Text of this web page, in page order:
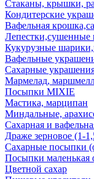
Стаканы, крышки,
Кондитерские
Вафельная
Лепестки,сушенные
Кукурузные
Вафельные
Сахарные
Мармелад,
Посыпки MIXIE
Мастика, марципан
Миндальные,
Сахарная и
Драже зерновое (1-
Сахарные посыпки
Посыпки маленькая
Цветной сахар